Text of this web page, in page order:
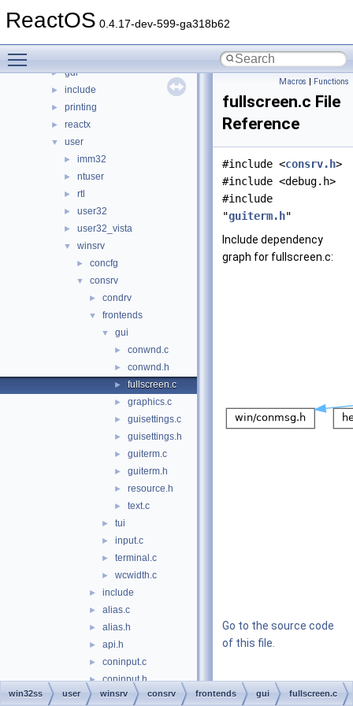
ReactOS 0.4.17-dev-599-ga318b62
► subsystems
► gdi
► include
► printing
► reactx
▼ user
► imm32
► ntuser
► rtl
► user32
► user32_vista
▼ winsrv
► concfg
▼ consrv
► condrv
▼ frontends
▼ gui
► conwnd.c
► conwnd.h
► fullscreen.c
► graphics.c
► guisettings.c
► guisettings.h
► guiterm.c
► guiterm.h
► resource.h
► text.c
► tui
► input.c
► terminal.c
► wcwidth.c
► include
► alias.c
► alias.h
► api.h
► coninput.c
► coninput.h
► conoutput.c
Macros | Functions
fullscreen.c File
Reference
#include <consrv.h>
#include <debug.h>
#include
"guiterm.h"
Include dependency
graph for fullscreen.c:
Go to the source code
of this file.
Macros
win32ss user winsrv consrv frontends gui fullscreen.c